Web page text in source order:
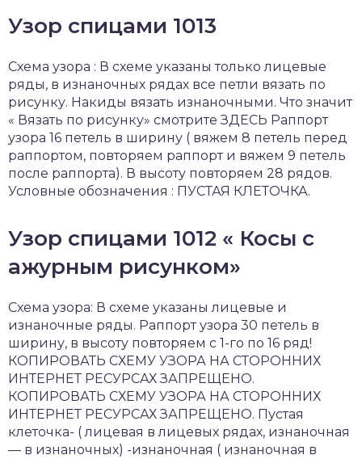
Узор спицами 1013
Схема узора : В схеме указаны только лицевые
ряды, в изнаночных рядах все петли вязать по
рисунку. Накиды вязать изнаночными. Что значит
« Вязать по рисунку» смотрите ЗДЕСЬ Раппорт
узора 16 петель в ширину ( вяжем 8 петель перед
раппортом, повторяем раппорт и вяжем 9 петель
после раппорта). В высоту повторяем 28 рядов.
Условные обозначения : ПУСТАЯ КЛЕТОЧКА.
Узор спицами 1012 « Косы с
ажурным рисунком»
Схема узора: В схеме указаны лицевые и
изнаночные ряды. Раппорт узора 30 петель в
ширину, в высоту повторяем с 1-го по 16 ряд!
КОПИРОВАТЬ СХЕМУ УЗОРА НА СТОРОННИХ
ИНТЕРНЕТ РЕСУРСАХ ЗАПРЕЩЕНО.
КОПИРОВАТЬ СХЕМУ УЗОРА НА СТОРОННИХ
ИНТЕРНЕТ РЕСУРСАХ ЗАПРЕЩЕНО. Пустая
клеточка- ( лицевая в лицевых рядах, изнаночная
— в изнаночных) -изнаночная ( изнаночная в